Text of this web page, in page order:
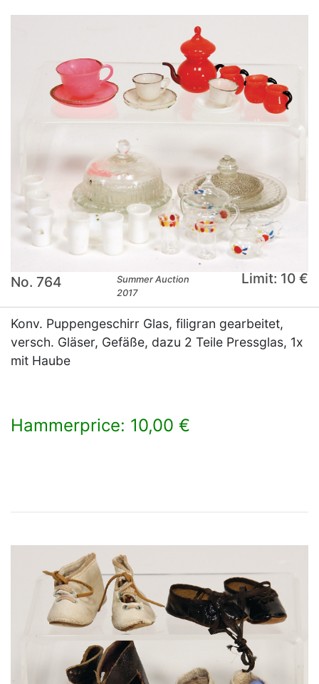
No. 764
Summer Auction
2017
Limit: 10 €
Konv. Puppengeschirr Glas, filigran gearbeitet,
versch. Gläser, Gefäße, dazu 2 Teile Pressglas, 1x
mit Haube
Hammerprice: 10,00 €